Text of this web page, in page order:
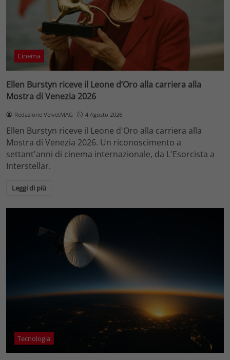
Cinema
Ellen Burstyn riceve il Leone d’Oro alla carriera alla
Mostra di Venezia 2026
Redazione VelvetMAG 4 Agosto 2026
Ellen Burstyn riceve il Leone d'Oro alla carriera alla
Mostra di Venezia 2026. Un riconoscimento a
settant'anni di cinema internazionale, da L'Esorcista a
Interstellar.
Leggi di più
Tecnologia